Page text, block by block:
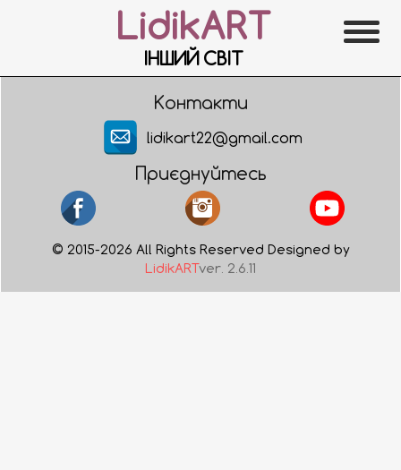
LidikART
ІНШИЙ СВІТ
Контакти
lidikart22@gmail.com
Приєднуйтесь
© 2015-2026 All Rights Reserved Designed by
LidikARTver. 2.6.11